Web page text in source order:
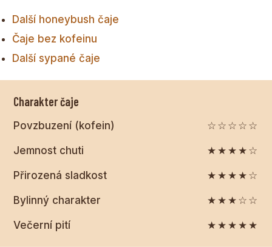
Další honeybush čaje
Čaje bez kofeinu
Další sypané čaje
Charakter čaje
Povzbuzení (kofein) ☆☆☆☆☆
Jemnost chuti ★★★★☆
Přirozená sladkost ★★★★☆
Bylinný charakter ★★★☆☆
Večerní pití ★★★★★